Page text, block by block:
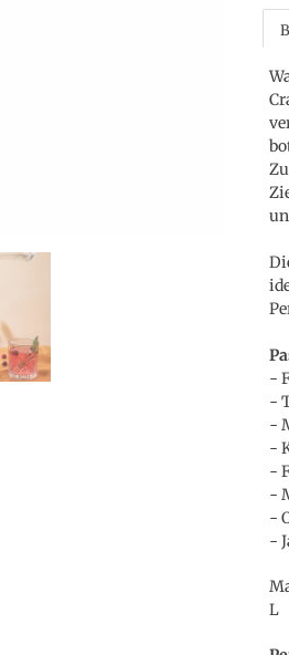
-
-
-
-
-
-
-
-
L